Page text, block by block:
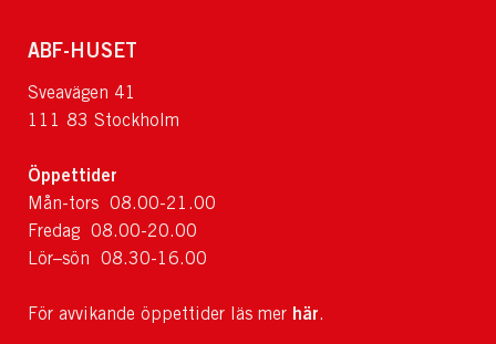
ABF-HUSET
Sveavägen 41
111 83 Stockholm
Öppettider
Mån-tors 08.00-21.00
Fredag 08.00-20.00
Lör–sön 08.30-16.00
För avvikande öppettider läs mer här.